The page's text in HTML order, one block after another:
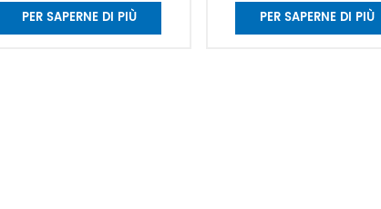
metalli con lavorazione CNC
PER SAPERNE DI PIÙ
Servizio di pezzi meccanici
PER SAPERNE DI PIÙ